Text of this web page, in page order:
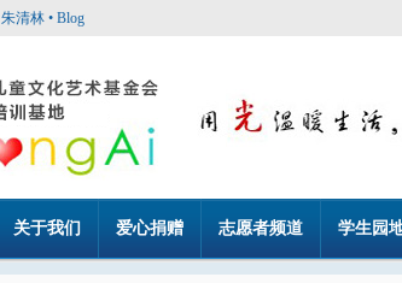
朱清林 • Blog
关于我们 爱心捐赠 志愿者频道 学生园